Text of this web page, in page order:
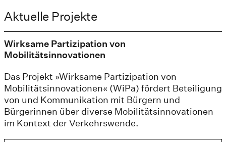
Aktuelle Projekte
Wirksame Partizipation von
Mobilitätsinnovationen
Das Projekt »Wirksame Partizipation von
Mobilitätsinnovationen« (WiPa) fördert Beteiligung
von und Kommunikation mit Bürgern und
Bürgerinnen über diverse Mobilitätsinnovationen
im Kontext der Verkehrswende.